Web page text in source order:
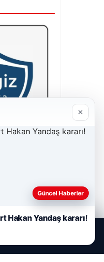
×
Güncel Haberler
Hakan Yandaş kararı!